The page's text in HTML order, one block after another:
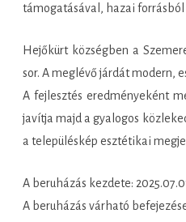
támogatásával, hazai forrásból
Hejőkürt községben a
sor. A meglévő járdát modern,
A fejlesztés eredményeként
javítja majd a gyalogos
a településkép esztétikai
A beruházás kezdete:
A beruházás várható